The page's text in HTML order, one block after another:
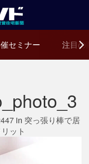
セミナー 注目の
in 突っ張り棒で居
ット